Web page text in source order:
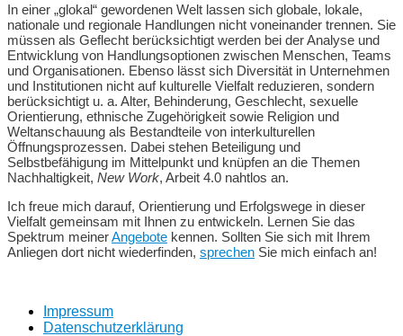
In einer „glokal“ gewordenen Welt lassen sich globale, lokale,
nationale und regionale Handlungen nicht voneinander trennen. Sie
müssen als Geflecht berücksichtigt werden bei der Analyse und
Entwicklung von Handlungsoptionen zwischen Menschen, Teams
und Organisationen. Ebenso lässt sich Diversität in Unternehmen
und Institutionen nicht auf kulturelle Vielfalt reduzieren, sondern
berücksichtigt u. a. Alter, Behinderung, Geschlecht, sexuelle
Orientierung, ethnische Zugehörigkeit sowie Religion und
Weltanschauung als Bestandteile von interkulturellen
Öffnungsprozessen. Dabei stehen Beteiligung und
Selbstbefähigung im Mittelpunkt und knüpfen an die Themen
Nachhaltigkeit, New Work, Arbeit 4.0 nahtlos an.
Ich freue mich darauf, Orientierung und Erfolgswege in dieser
Vielfalt gemeinsam mit Ihnen zu entwickeln. Lernen Sie das
Spektrum meinerAngebote kennen. Sollten Sie sich mit Ihrem
Anliegen dort nicht wiederfinden, sprechen Sie mich einfach an!
Impressum
Datenschutzerklärung